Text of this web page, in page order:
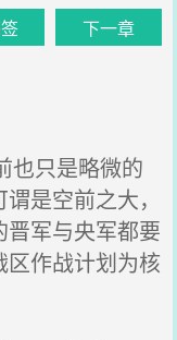
下一章
也只是略微的
是空前之大，
军与央军都要
作战计划为核